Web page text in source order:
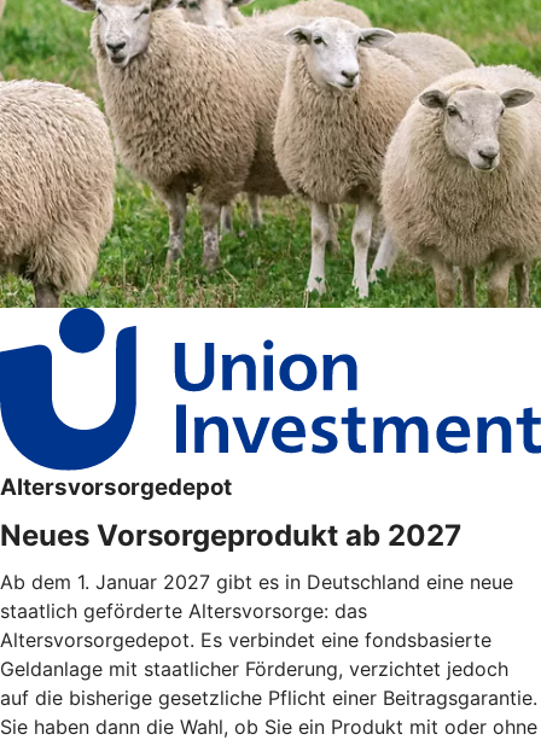
Altersvorsorgedepot
Neues Vorsorgeprodukt ab 2027
Ab dem 1. Januar 2027 gibt es in Deutschland eine neue
staatlich geförderte Altersvorsorge: das
Altersvorsorgedepot. Es verbindet eine fondsbasierte
Geldanlage mit staatlicher Förderung, verzichtet jedoch
auf die bisherige gesetzliche Pflicht einer Beitragsgarantie.
Sie haben dann die Wahl, ob Sie ein Produkt mit oder ohne